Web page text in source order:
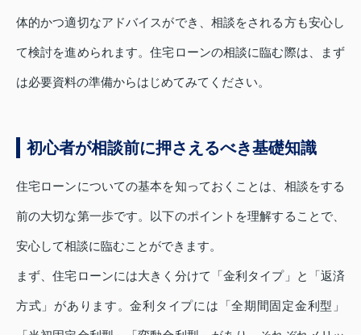
体的かつ適切なアドバイスができ、相談をされる方も安心し
て検討を進められます。住宅ローンの相談に臨む際は、まず
は必要資料の準備からはじめてみてください。
初心者が相談前に押さえるべき基礎知識
住宅ローンについての基本を知っておくことは、相談をする
前の大切な第一歩です。以下のポイントを理解することで、
安心して相談に臨むことができます。
まず、住宅ローンには大きく分けて「金利タイプ」と「返済
方式」があります。金利タイプには「全期間固定金利型」